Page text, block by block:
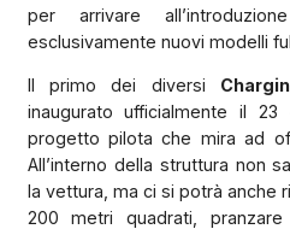
per arrivare
esclusivamente nuovi modelli
Il primo dei diversi
inaugurato ufficialmente il
progetto pilota che mira ad
All’interno della struttura non
la vettura, ma ci si potrà anche
200 metri quadrati,